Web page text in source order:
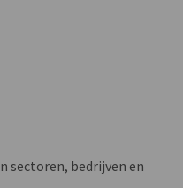
sectoren, bedrijven en